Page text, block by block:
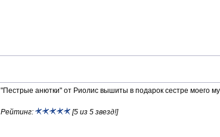
"Пестрые анютки" от Риолис вышиты в подарок сестре моего
Рейтинг: [5 из 5 звезд!]